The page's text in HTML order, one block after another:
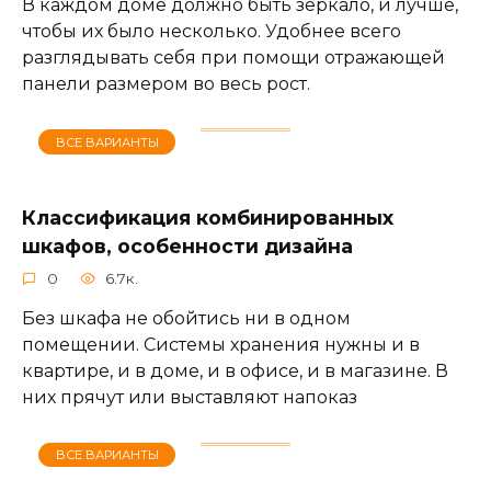
В каждом доме должно быть зеркало, и лучше,
чтобы их было несколько. Удобнее всего
разглядывать себя при помощи отражающей
панели размером во весь рост.
ВСЕ ВАРИАНТЫ
Классификация комбинированных
шкафов, особенности дизайна
0 6.7к.
Без шкафа не обойтись ни в одном
помещении. Системы хранения нужны и в
квартире, и в доме, и в офисе, и в магазине. В
них прячут или выставляют напоказ
ВСЕ ВАРИАНТЫ